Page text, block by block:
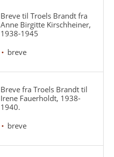
Breve til Troels Brandt fra
Anne Birgitte Kirschheiner,
1938-1945
breve
Breve fra Troels Brandt til
Irene Fauerholdt, 1938-
1940.
breve